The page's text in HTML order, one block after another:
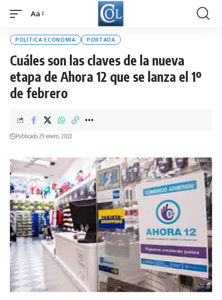
Font
Aa
POLÍTICA ECONOMIA PORTADA
Cuáles son las claves de la nueva
etapa de Ahora 12 que se lanza el 1º
de febrero
Publicado 29 enero, 2022